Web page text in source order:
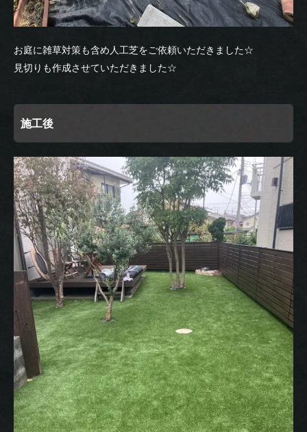
お庭に雑草対策も含め人工芝をご依頼いただきました☆
見切りも作成させていただきました☆
施工後